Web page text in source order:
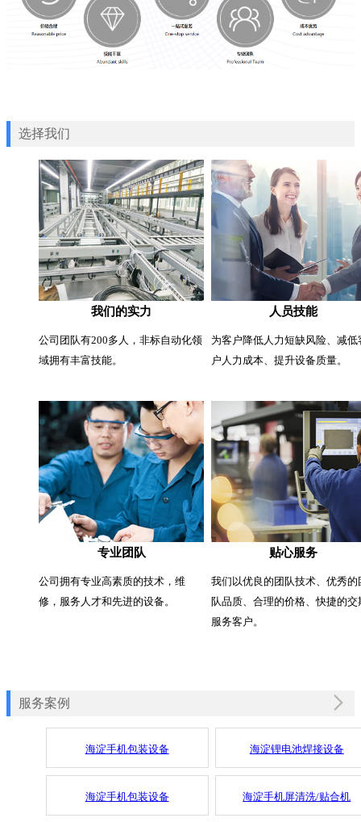
选择我们
我们的实力
公司团队有200多人，非标自动化领
域拥有丰富技能。
人员技能
为客户降低人力短缺风险、减低
户人力成本、提升设备质量。
专业团队
公司拥有专业高素质的技术，维
修，服务人才和先进的设备。
贴心服务
我们以优良的团队技术、优秀的
队品质、合理的价格、快捷的交
服务客户。
服务案例
海淀手机包装设备 海淀锂电池焊接设备
海淀手机包装设备 海淀手机屏清洗/贴合机